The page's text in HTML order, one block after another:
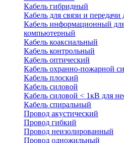
Кабель гибридный
Кабель для связи и
Кабель информационный
компьютерный
Кабель коаксиальный
Кабель контрольный
Кабель оптический
Кабель охранно-пожарной
Кабель плоский
Кабель силовой
Кабель силовой < 1кВ для
Кабель спиральный
Провод акустический
Провод гибкий
Провод неизолированный
Провод одножильный